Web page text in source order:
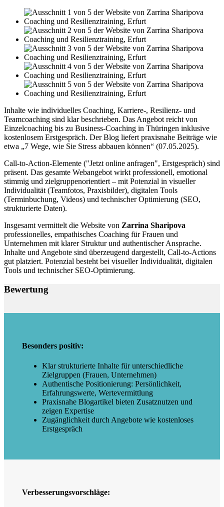
Inhalte wie individuelles Coaching, Karriere-, Resilienz- und
Teamcoaching sind klar beschrieben. Das Angebot reicht von
Einzelcoaching bis zu Business-Coaching in Thüringen inklusive
kostenlosem Erstgespräch. Der Blog liefert praxisnahe Beiträge wie
etwa „7 Wege, wie Sie Stress abbauen können“ (07.05.2025).
Call-to-Action-Elemente ("Jetzt online anfragen", Erstgespräch) sind
präsent. Das gesamte Webangebot wirkt professionell, emotional
stimmig und zielgruppenorientiert – mit Potenzial in visueller
Individualität (Teamfotos, Praxisbilder), digitalen Tools
(Terminbuchung, Videos) und technischer Optimierung (SEO,
strukturierte Daten).
Insgesamt vermittelt die Website von Zarrina Sharipova
professionelles, empathisches Coaching für Frauen und
Unternehmen mit klarer Struktur und authentischer Ansprache.
Inhalte und Angebote sind überzeugend dargestellt, Call-to-Actions
gut platziert. Potenzial besteht bei visueller Individualität, digitalen
Tools und technischer SEO-Optimierung.
Bewertung
Besonders positiv:
Klar strukturierte Inhalte für unterschiedliche
Zielgruppen (Frauen, Unternehmen)
Authentische Positionierung: Persönlichkeit,
Erfahrungswerte, Wertevermittlung
Praxisnahe Blogartikel bieten Zusatznutzen und
zeigen Expertise
Zugänglichkeit durch Angebote wie kostenloses
Erstgespräch
Verbesserungsvorschläge: